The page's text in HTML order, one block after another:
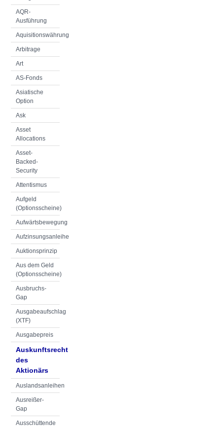
AQR-
Ausführung
Aquisitionswährung
Arbitrage
Art
AS-Fonds
Asiatische
Option
Ask
Asset
Allocations
Asset-
Backed-
Security
Attentismus
Aufgeld
(Optionsscheine)
Aufwärtsbewegung
Aufzinsungsanleihe
Auktionsprinzip
Aus dem Geld
(Optionsscheine)
Ausbruchs-
Gap
Ausgabeaufschlag
(XTF)
Ausgabepreis
Auskunftsrecht
des
Aktionärs
Auslandsanleihen
Ausreißer-
Gap
Ausschüttende